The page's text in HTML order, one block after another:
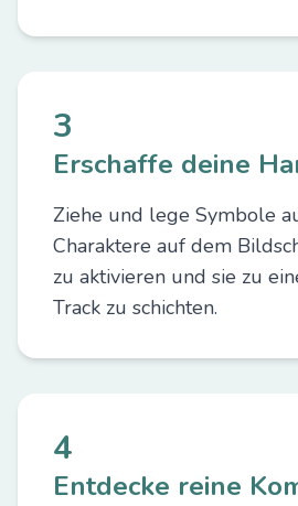
3
Erschaffe deine
Ziehe und lege Symbole
Charaktere auf dem
zu aktivieren und sie zu
Track zu schichten.
4
Entdecke reine